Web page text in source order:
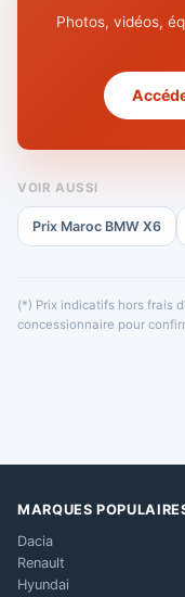
Photos, vidéos,
VOIR AUSSI
Prix Maroc BMW X6
(*) Prix indicatifs hors frais
concessionnaire pour
MARQUES
Dacia
Renault
Hyundai